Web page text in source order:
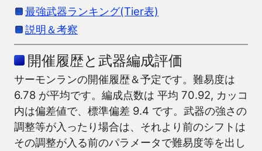
最強武器ランキング(Tier表)
説明＆考察
開催履歴と武器編成評価
サーモンランの開催履歴＆予定です。難易度は
6.78 が平均です。編成点数は 平均 70.92, カッコ
内は偏差値で、標準偏差 9.4 です。武器の強さの
調整等が入ったり場合は、それより前のシフトは
その調整が入る前のパラメータで難易度等を出し